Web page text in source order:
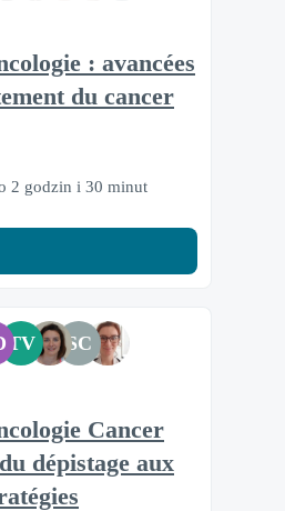
: avancées
du cancer
2 godzin i 30 minut
TV SC
Cancer
dépistage aux